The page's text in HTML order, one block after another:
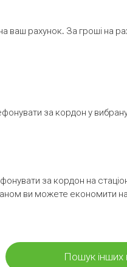
рахунок. За гроші на
за кордон у
за кордон на
ви можете економити на
Пошук інших